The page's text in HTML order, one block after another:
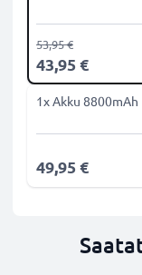
43,95 €
53,95 €
1x Akku 8800mAh
49,95 €